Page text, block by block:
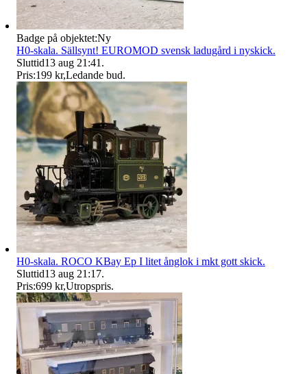
Badge på objektet:Ny
H0-skala. Sällsynt! EUROMOD svensk ladugård i nyskick.
Sluttid13 aug 21:41 .
Pris:199 kr,Ledande bud.
H0-skala. ROCO KBay Ep I litet ånglok i mkt gott skick.
Sluttid13 aug 21:17.
Pris:699 kr,Utropspris.